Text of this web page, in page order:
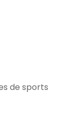
de sports